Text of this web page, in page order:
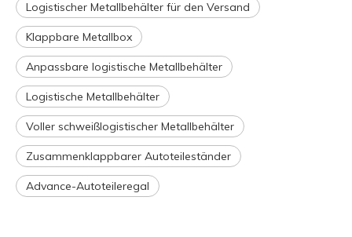
Logistischer Metallbehälter für den Versand
Klappbare Metallbox
Anpassbare logistische Metallbehälter
Logistische Metallbehälter
Voller schweißlogistischer Metallbehälter
Zusammenklappbarer Autoteileständer
Advance-Autoteileregal